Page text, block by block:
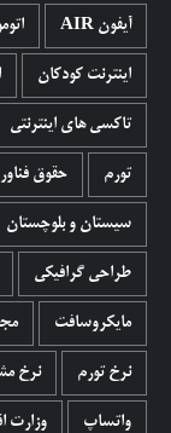
آیفون AIR
اینترنت کودکان
تاکسی های اینترنتی
تورم حقوق
سیستان و بلوچستان
طراحی گرافیکی
مایکروسافت
نرخ تورم نرخ
واتساپ وزارت